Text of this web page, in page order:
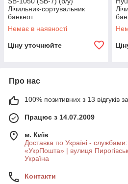
Лічильник-сортувальник
банкнот
Немає в наявності
Ціну уточнюйте
Про нас
100% позитивних з 13 відгуків
Працює з 14.07.2009
м. Київ
Доставка по Україні -
«УкрПошта» | вулиця
Україна
Контакти